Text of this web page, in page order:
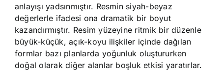
anlayışı yadsınmıştır. Resmin siyah-beyaz
değerlerle ifadesi ona dramatik bir boyut
kazandırmıştır. Resim yüzeyine ritmik bir düzenle
büyük-küçük, açık-koyu ilişkiler içinde dağılan
formlar bazı planlarda yoğunluk oluştururken
doğal olarak diğer alanlar boşluk etkisi yaratırlar.